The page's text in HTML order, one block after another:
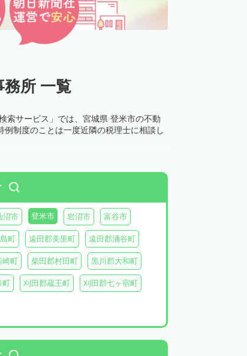
所 一覧
索サービス」では、宮城県 登米市の不動
制度のことは一度近隣の税理士に相談し
沼市 登米市 岩沼市 富谷市
町 遠田郡美里町 遠田郡涌谷町
崎町 柴田郡村田町 黒川郡大和町
町 刈田郡蔵王町 刈田郡七ヶ宿町